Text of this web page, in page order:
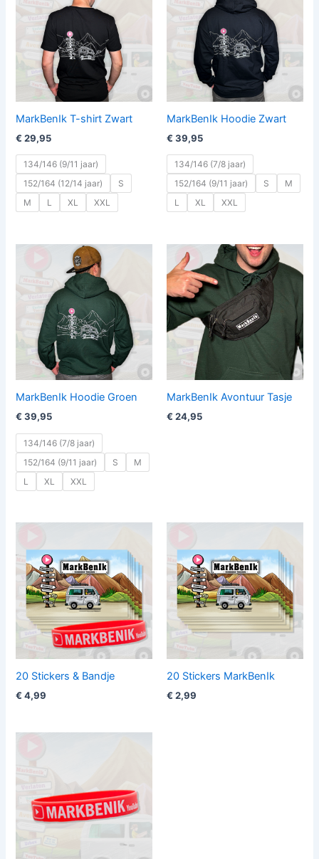
MarkBenIk T-shirt Zwart
€ 29,95
134/146 (9/11 jaar)
152/164 (12/14 jaar)
S
M
L XL XXL
MarkBenIk Hoodie Zwart
€ 39,95
134/146 (7/8 jaar)
152/164 (9/11 jaar)
S
M
L
XL XXL
MarkBenIk Hoodie Groen
€ 39,95
134/146 (7/8 jaar)
152/164 (9/11 jaar)
S
M
L
XL XXL
MarkBenIk Avontuur Tasje
€ 24,95
20 Stickers & Bandje
€ 4,99
20 Stickers MarkBenIk
€ 2,99